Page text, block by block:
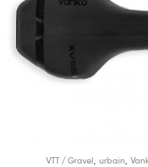
VTT / Gravel ,urbain ,